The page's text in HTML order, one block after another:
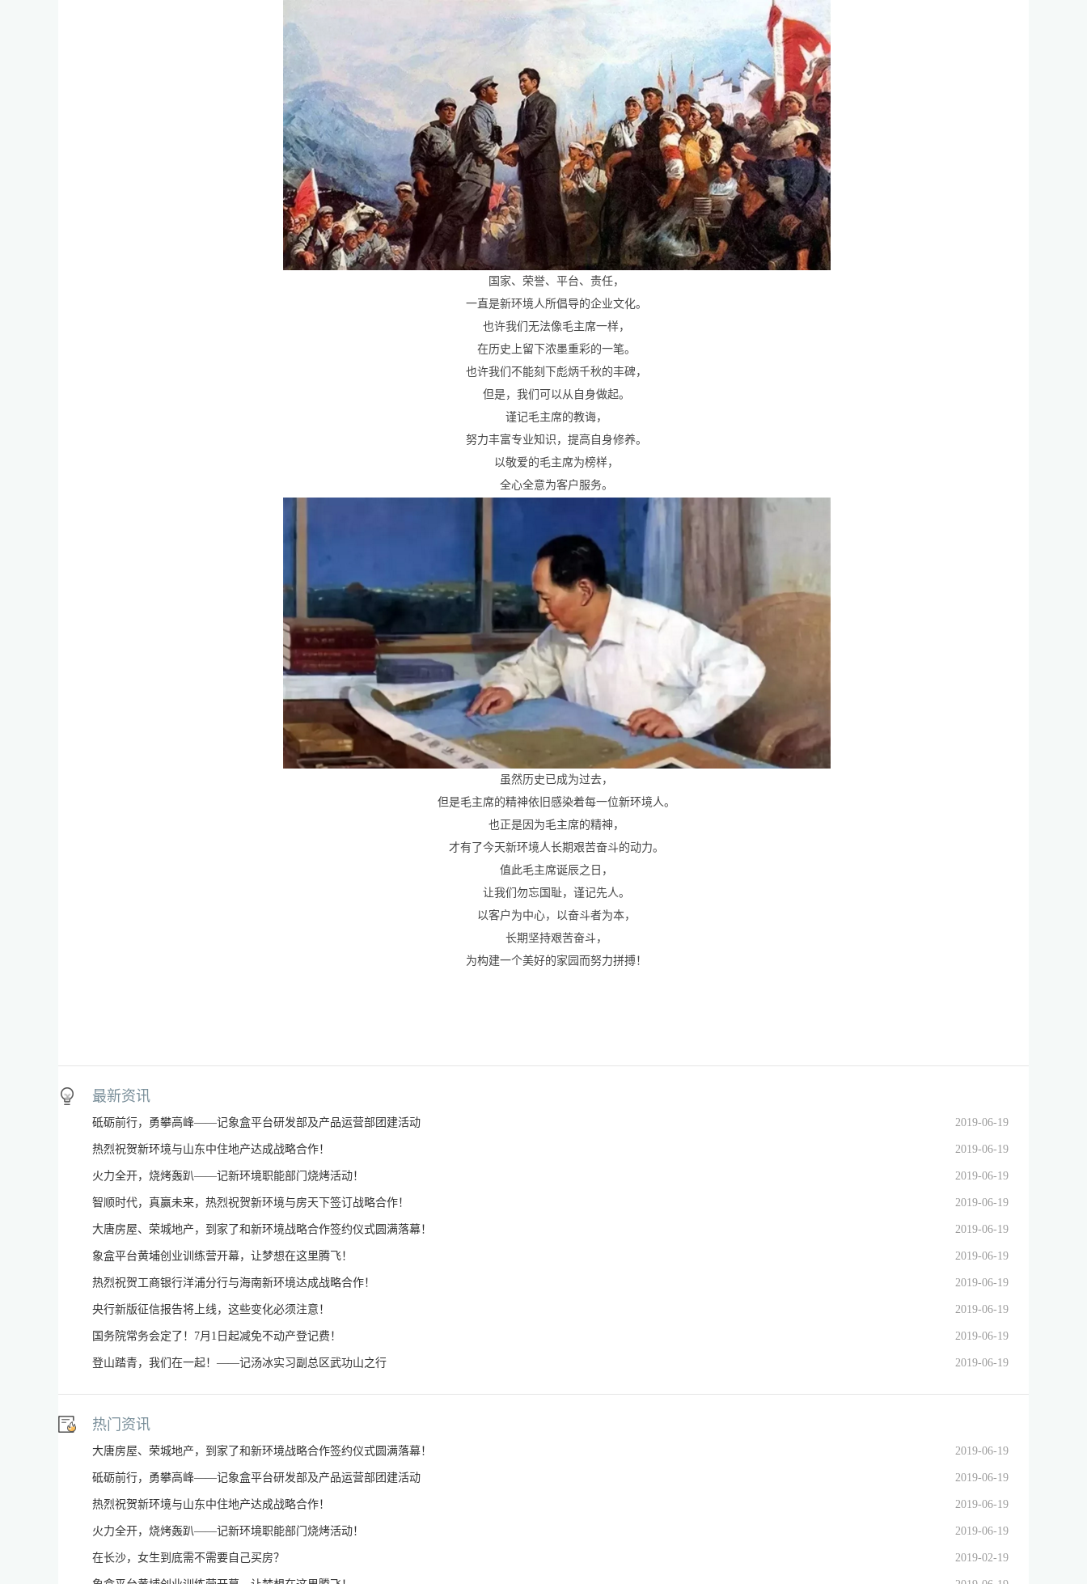
国家、荣誉、平台、责任，
一直是新环境人所倡导的企业文化。
也许我们无法像毛主席一样，
在历史上留下浓墨重彩的一笔。
也许我们不能刻下彪炳千秋的丰碑，
但是，我们可以从自身做起。
谨记毛主席的教诲，
努力丰富专业知识，提高自身修养。
以敬爱的毛主席为榜样，
全心全意为客户服务。
虽然历史已成为过去，
但是毛主席的精神依旧感染着每一位新环境人。
也正是因为毛主席的精神，
才有了今天新环境人长期艰苦奋斗的动力。
值此毛主席诞辰之日，
让我们勿忘国耻，谨记先人。
以客户为中心，以奋斗者为本，
长期坚持艰苦奋斗，
为构建一个美好的家园而努力拼搏！
最新资讯
砥砺前行，勇攀高峰——记象盒平台研发部及产品运营部团建活动 2019-06-19
热烈祝贺新环境与山东中住地产达成战略合作！ 2019-06-19
火力全开，烧烤轰趴——记新环境职能部门烧烤活动！ 2019-06-19
智顺时代，真赢未来，热烈祝贺新环境与房天下签订战略合作！ 2019-06-19
大唐房屋、荣城地产，到家了和新环境战略合作签约仪式圆满落幕！ 2019-06-19
象盒平台黄埔创业训练营开幕，让梦想在这里腾飞！ 2019-06-19
热烈祝贺工商银行洋浦分行与海南新环境达成战略合作！ 2019-06-19
央行新版征信报告将上线，这些变化必须注意！ 2019-06-19
国务院常务会定了！7月1日起减免不动产登记费！ 2019-06-19
登山踏青，我们在一起！——记汤冰实习副总区武功山之行 2019-06-19
热门资讯
大唐房屋、荣城地产，到家了和新环境战略合作签约仪式圆满落幕！ 2019-06-19
砥砺前行，勇攀高峰——记象盒平台研发部及产品运营部团建活动 2019-06-19
热烈祝贺新环境与山东中住地产达成战略合作！ 2019-06-19
火力全开，烧烤轰趴——记新环境职能部门烧烤活动！ 2019-06-19
在长沙，女生到底需不需要自己买房？ 2019-02-19